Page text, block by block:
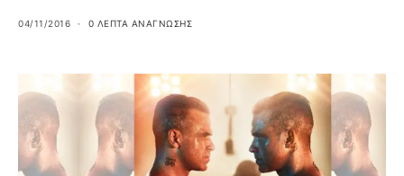
04/11/2016 0 ΛΕΠΤΑ ΑΝΆΓΝΩΣΗΣ